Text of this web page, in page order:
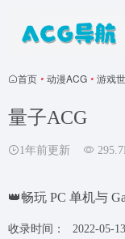
首页 • 动漫ACG • 游戏
量子ACG
1年前更新
👑畅玩 PC 单机与
收录时间： 2022-05-13